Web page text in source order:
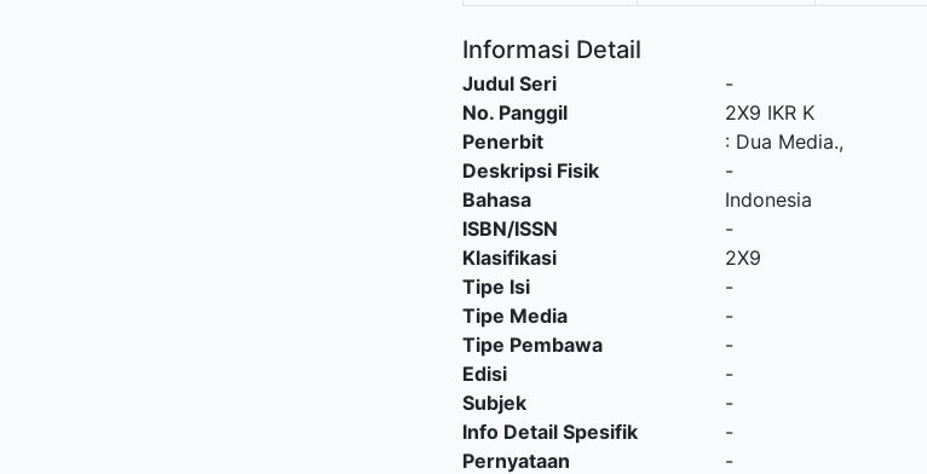
Informasi Detail
Judul Seri
-
No. Panggil
2X9 IKR K
Penerbit
: Dua Media.,
Deskripsi Fisik
-
Bahasa
Indonesia
ISBN/ISSN
-
Klasifikasi
2X9
Tipe Isi
-
Tipe Media
-
Tipe Pembawa
-
Edisi
-
Subjek
-
Info Detail Spesifik
-
Pernyataan
-